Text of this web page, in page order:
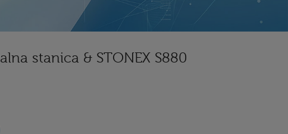
stanica & STONEX S880